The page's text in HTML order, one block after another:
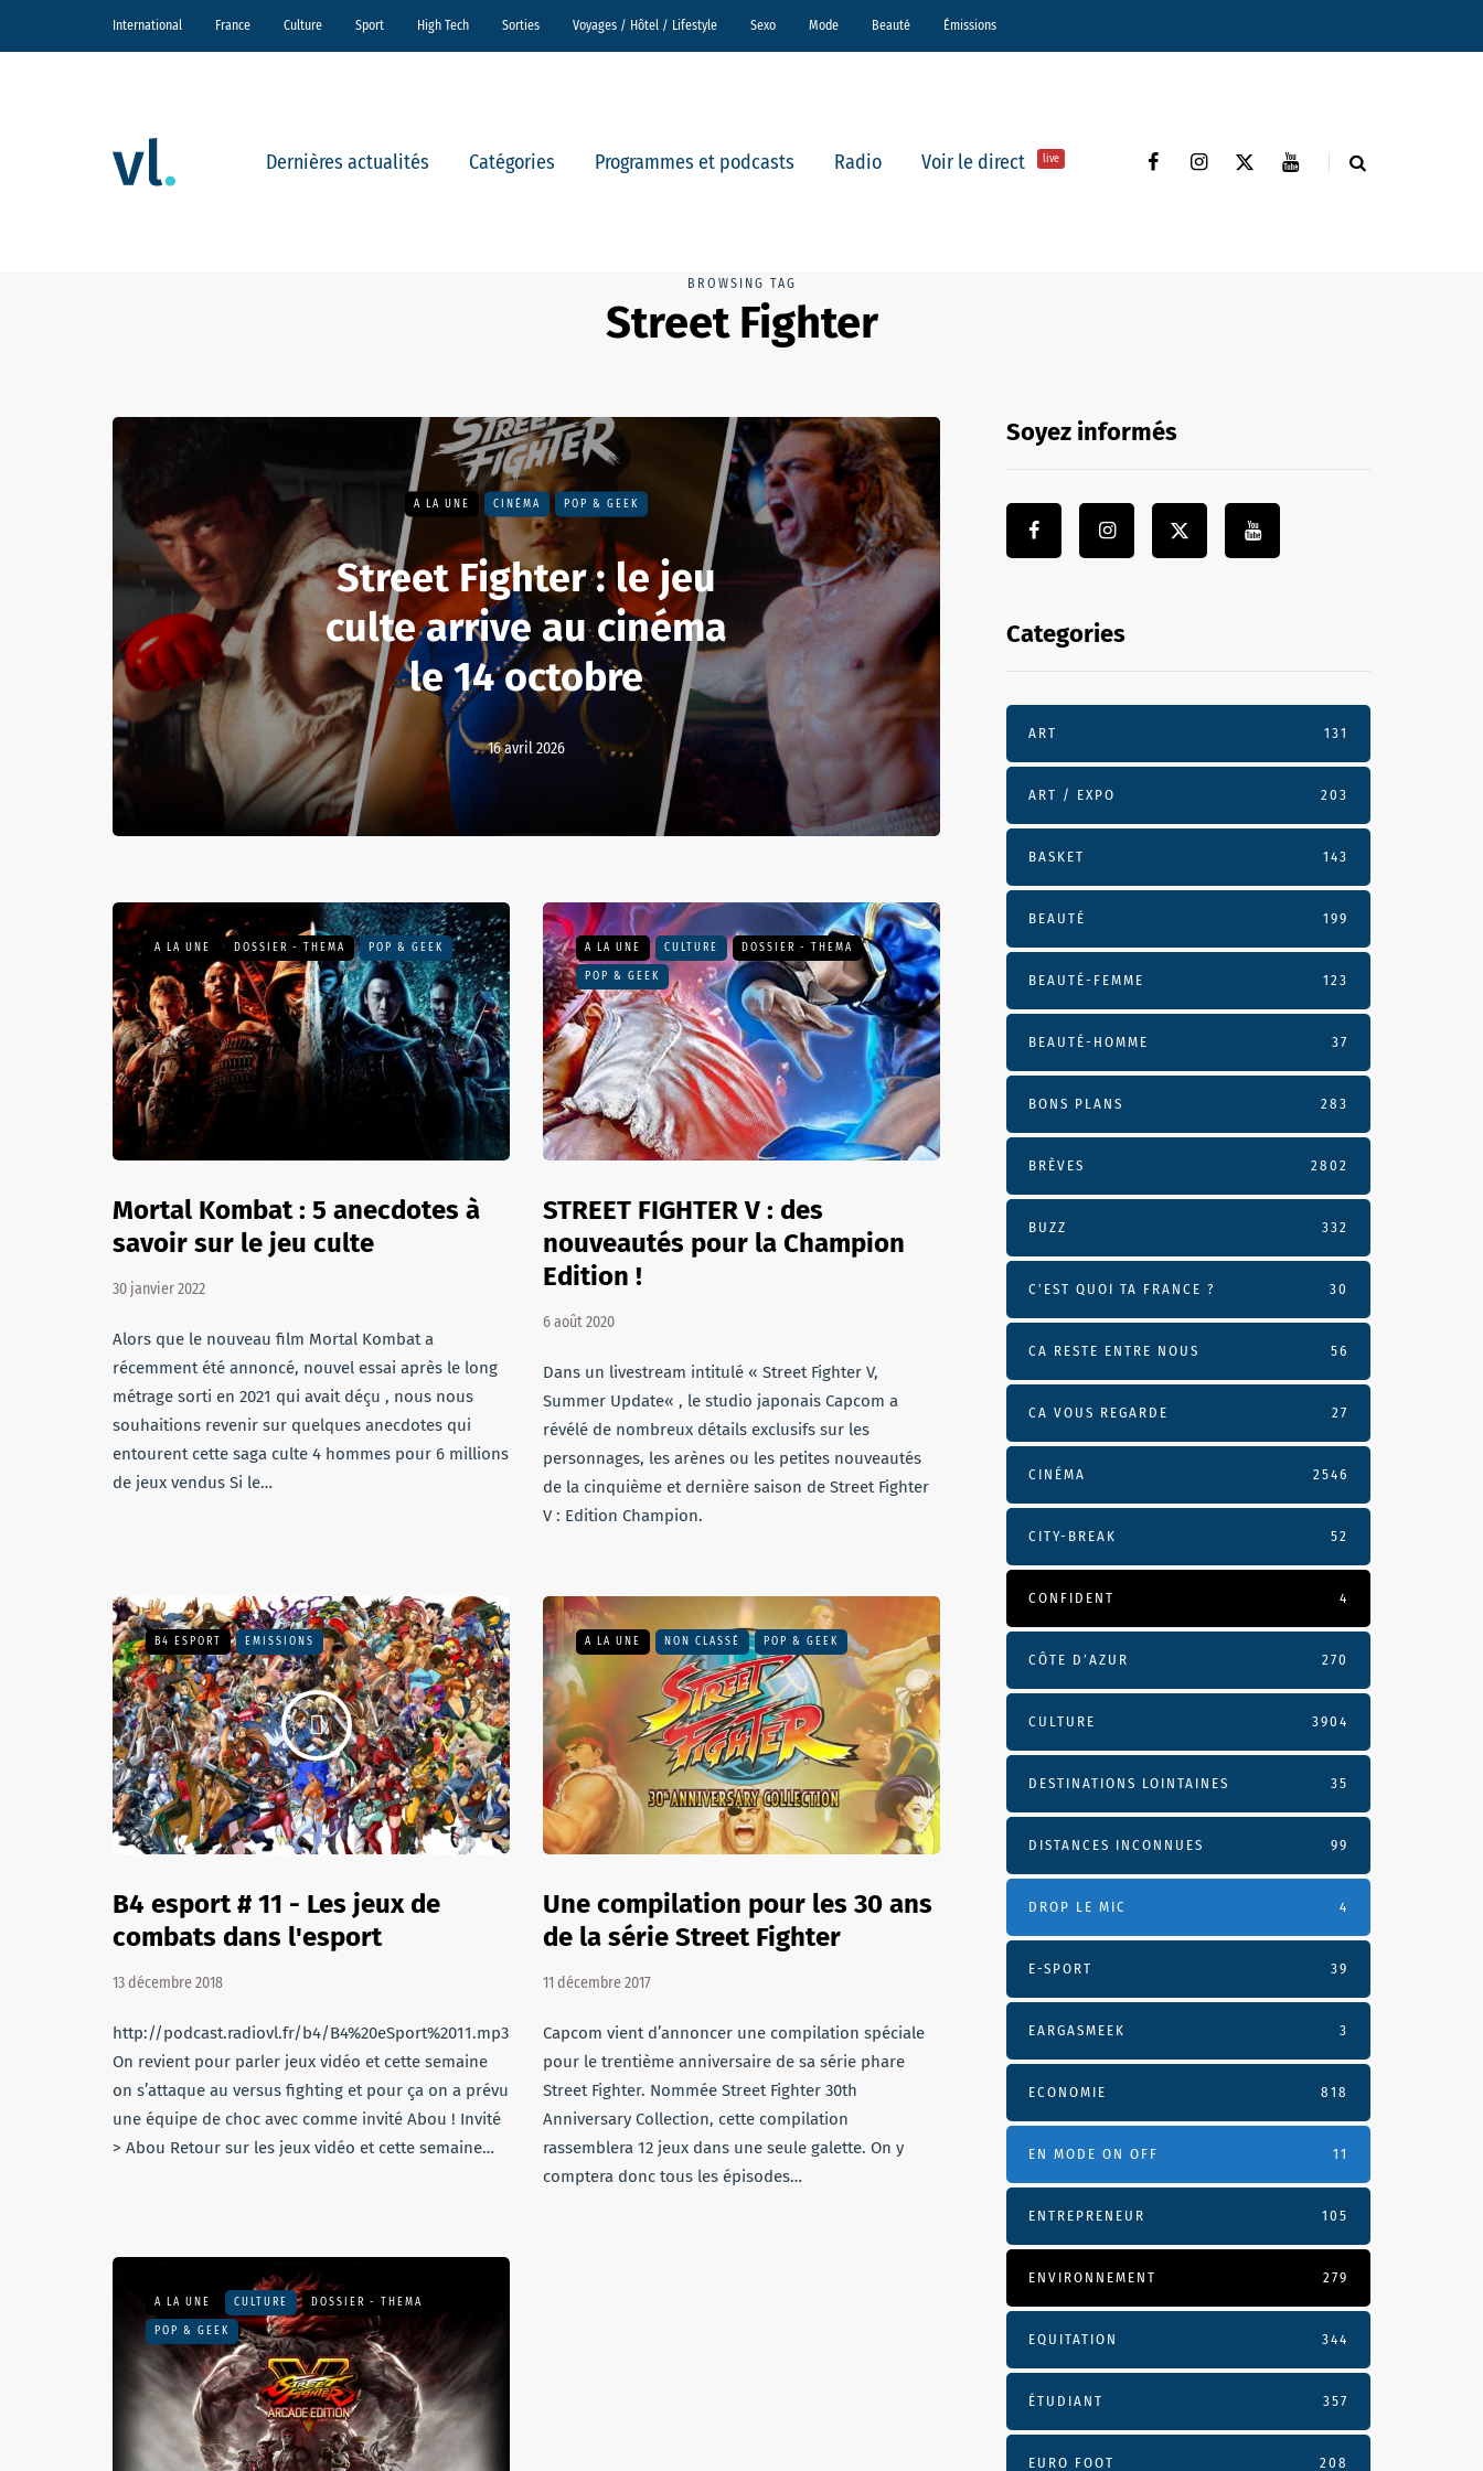
International France Culture Sport High Tech Sorties Voyages / Hôtel / Lifestyle Sexo Mode Beauté Émissions
Dernières actualités Catégories Programmes et podcasts Radio Voir le direct live
BROWSING TAG
Street Fighter
A LA UNE CINÉMA POP & GEEK
Street Fighter : le jeu
culte arrive au cinéma
le 14 octobre
16 avril 2026
A LA UNE DOSSIER - THEMA POP & GEEK
Mortal Kombat : 5 anecdotes à
savoir sur le jeu culte
30 janvier 2022
Alors que le nouveau film Mortal Kombat a
récemment été annoncé, nouvel essai après le long
métrage sorti en 2021 qui avait déçu , nous nous
souhaitions revenir sur quelques anecdotes qui
entourent cette saga culte 4 hommes pour 6 millions
de jeux vendus Si le…
A LA UNE CULTURE DOSSIER - THEMA
POP & GEEK
STREET FIGHTER V : des
nouveautés pour la Champion
Edition !
6 août 2020
Dans un livestream intitulé « Street Fighter V,
Summer Update« , le studio japonais Capcom a
révélé de nombreux détails exclusifs sur les
personnages, les arènes ou les petites nouveautés
de la cinquième et dernière saison de Street Fighter
V : Edition Champion.
B4 ESPORT EMISSIONS
B4 esport # 11 - Les jeux de
combats dans l'esport
13 décembre 2018
http://podcast.radiovl.fr/b4/B4%20eSport%2011.mp3
On revient pour parler jeux vidéo et cette semaine
on s’attaque au versus fighting et pour ça on a prévu
une équipe de choc avec comme invité Abou ! Invité
> Abou Retour sur les jeux vidéo et cette semaine…
A LA UNE NON CLASSÉ POP & GEEK
Une compilation pour les 30 ans
de la série Street Fighter
11 décembre 2017
Capcom vient d’annoncer une compilation spéciale
pour le trentième anniversaire de sa série phare
Street Fighter. Nommée Street Fighter 30th
Anniversary Collection, cette compilation
rassemblera 12 jeux dans une seule galette. On y
comptera donc tous les épisodes…
A LA UNE CULTURE DOSSIER - THEMA
POP & GEEK
Soyez informés
Categories
ART 131
ART / EXPO 203
BASKET 143
BEAUTÉ 199
BEAUTÉ-FEMME 123
BEAUTÉ-HOMME 37
BONS PLANS 283
BRÈVES 2802
BUZZ 332
C'EST QUOI TA FRANCE ? 30
CA RESTE ENTRE NOUS 56
CA VOUS REGARDE 27
CINÉMA 2546
CITY-BREAK 52
CONFIDENT 4
CÔTE D’AZUR 270
CULTURE 3904
DESTINATIONS LOINTAINES 35
DISTANCES INCONNUES 99
DROP LE MIC 4
E-SPORT 39
EARGASMEEK 3
ECONOMIE 818
EN MODE ON OFF 11
ENTREPRENEUR 105
ENVIRONNEMENT 279
EQUITATION 344
ÉTUDIANT 357
EURO FOOT 208